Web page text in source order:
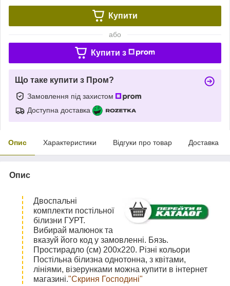
Купити
або
Купити з
Що таке купити з Пром?
Замовлення під захистом
Доступна доставка
Опис Характеристики Відгуки про товар Доставка
Опис
Двоспальні
комплекти постільної
білизни ГУРТ.
Вибирай малюнок та
вказуй його код у замовленні. Бязь.
Простирадло (см) 200х220. Різні кольори
Постільна білизна однотонна, з квітами,
лініями, візерунками можна купити в інтернет
магазині."Скриня Господині"